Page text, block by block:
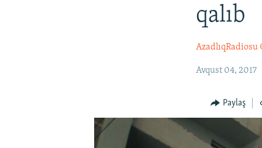
qalıb
AzadlıqRadiosu
Avqust 04, 2017
Paylaş